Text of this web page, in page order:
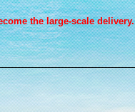
the large-scale delivery.